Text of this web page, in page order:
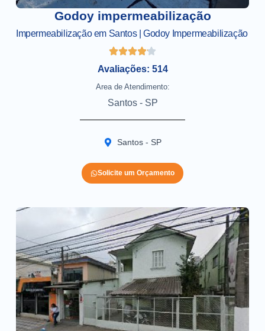
Godoy impermeabilização
Impermeabilização em Santos | Godoy Impermeabilização
Avaliações: 514
Area de Atendimento:
Santos - SP
Santos - SP
Solicite um Orçamento